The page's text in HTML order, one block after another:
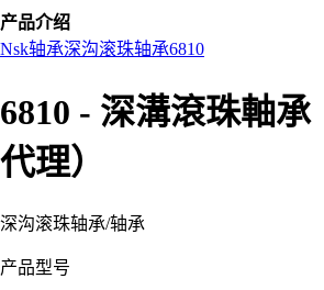
产品介绍
Nsk轴承深沟滚珠轴承6810
6810 - 深溝滾珠軸
代理）
深沟滚珠轴承/轴承
产品型号